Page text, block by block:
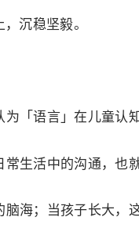
沉稳坚毅。
「语言」在儿童认
生活中的沟通，也
海；当孩子长大，